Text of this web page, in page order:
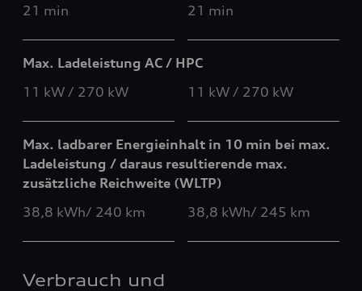
21 min 21 min
Max. Ladeleistung AC / HPC
11 kW / 270 kW
11 kW / 270 kW
Max. ladbarer Energieinhalt in 10 min bei max.
Ladeleistung / daraus resultierende max.
zusätzliche Reichweite (WLTP)
38,8 kWh/ 240 km
38,8 kWh/ 245 km
Verbrauch und